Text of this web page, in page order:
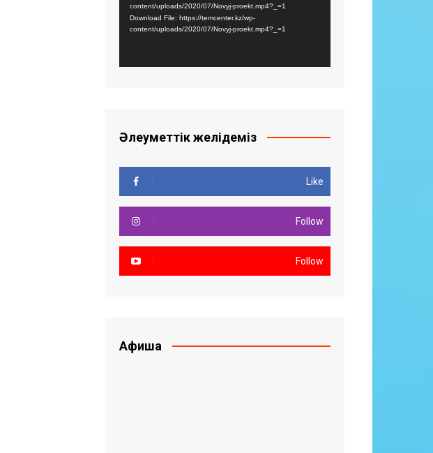
content/uploads/2020/07/Novyj-proekt.mp4?_=1
Download File: https://temcenter.kz/wp-
content/uploads/2020/07/Novyj-proekt.mp4?_=1
Әлеуметтік желідеміз
Like
Follow
Follow
Афиша